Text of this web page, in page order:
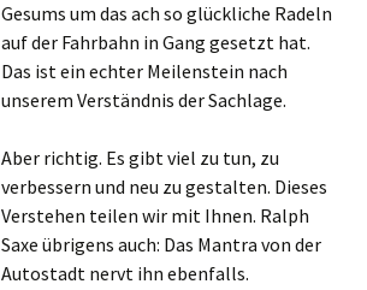
Gesums um das ach so glückliche Radeln
auf der Fahrbahn in Gang gesetzt hat.
Das ist ein echter Meilenstein nach
unserem Verständnis der Sachlage.
Aber richtig. Es gibt viel zu tun, zu
verbessern und neu zu gestalten. Dieses
Verstehen teilen wir mit Ihnen. Ralph
Saxe übrigens auch: Das Mantra von der
Autostadt nervt ihn ebenfalls.